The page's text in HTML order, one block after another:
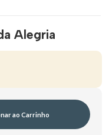
Alegria
ao Carrinho